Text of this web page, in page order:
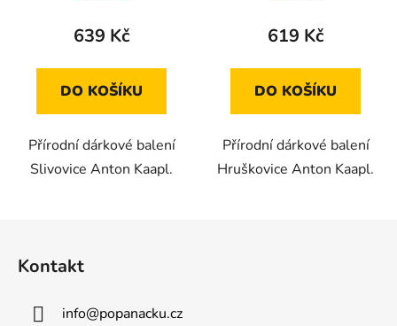
639 Kč
DO KOŠÍKU
Přírodní dárkové balení
Slivovice Anton Kaapl.
619 Kč
DO KOŠÍKU
Přírodní dárkové balení
Hruškovice Anton Kaapl.
Kontakt
info@popanacku.cz